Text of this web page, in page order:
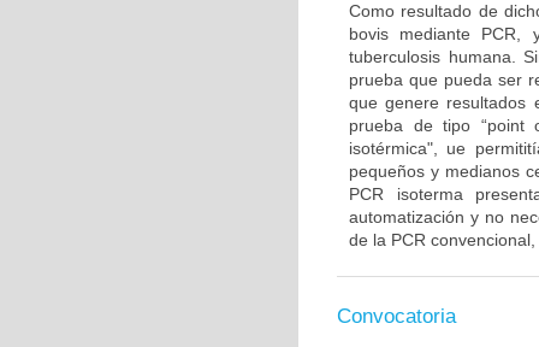
Como resultado de
bovis mediante PCR,
tuberculosis humana.
prueba que pueda ser
que genere resultados
prueba de tipo “point
isotérmica", ue
pequeños y medianos
PCR isoterma
automatización y no
de la PCR
Convocatoria